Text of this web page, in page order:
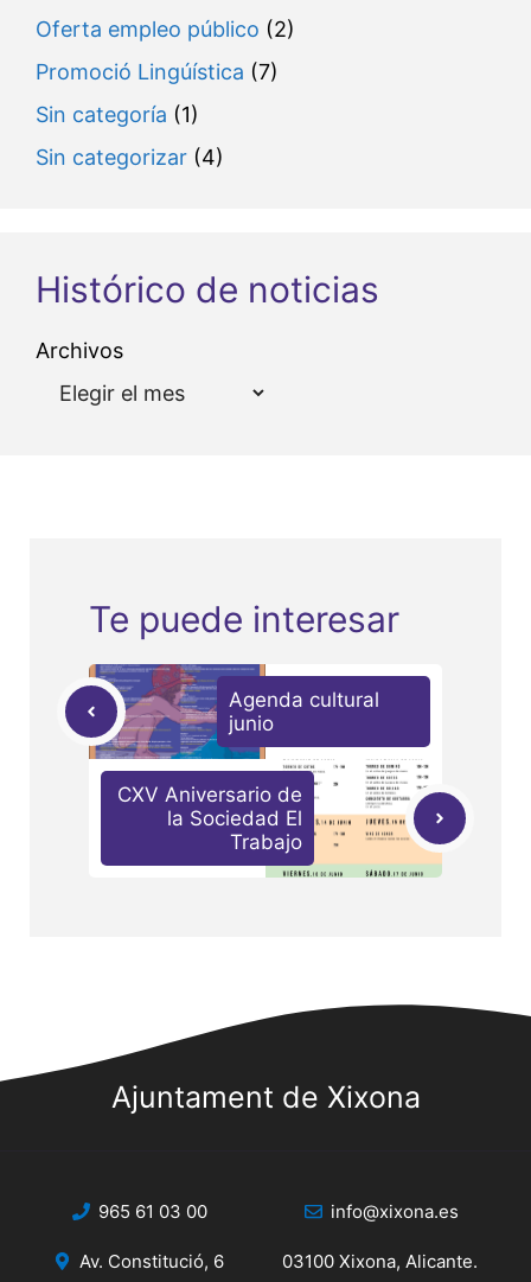
Oferta empleo público (2)
Promoció Lingúística (7)
Sin categoría (1)
Sin categorizar (4)
Histórico de noticias
Archivos
Te puede interesar
Agenda cultural
junio
CXV Aniversario de
la Sociedad El
Trabajo
Ajuntament de Xixona
965 61 03 00 info@xixona.es
Av. Constitució, 6 03100 Xixona, Alicante.